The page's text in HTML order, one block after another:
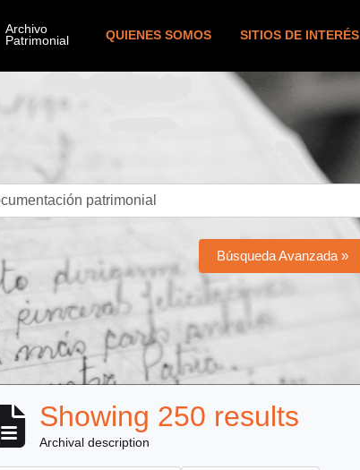
QUIENES SOMOS SITIOS DE INTERÉS
Búsqueda Avanzada »
Showing 250 results
Archival description